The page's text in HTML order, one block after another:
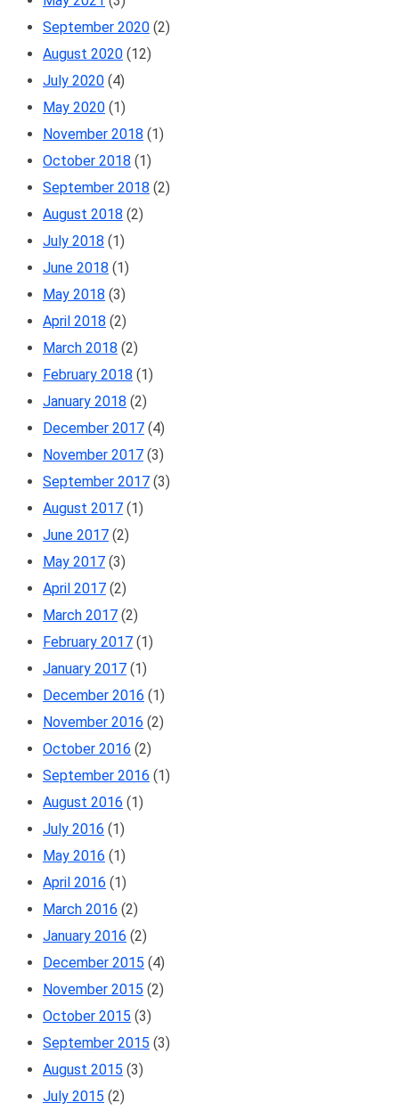
September 2020 (2)
August 2020 (12)
July 2020 (4)
May 2020 (1)
November 2018 (1)
October 2018 (1)
September 2018 (2)
August 2018 (2)
July 2018 (1)
June 2018 (1)
May 2018 (3)
April 2018 (2)
March 2018 (2)
February 2018 (1)
January 2018 (2)
December 2017 (4)
November 2017 (3)
September 2017 (3)
August 2017 (1)
June 2017 (2)
May 2017 (3)
April 2017 (2)
March 2017 (2)
February 2017 (1)
January 2017 (1)
December 2016 (1)
November 2016 (2)
October 2016 (2)
September 2016 (1)
August 2016 (1)
July 2016 (1)
May 2016 (1)
April 2016 (1)
March 2016 (2)
January 2016 (2)
December 2015 (4)
November 2015 (2)
October 2015 (3)
September 2015 (3)
August 2015 (3)
July 2015 (2)